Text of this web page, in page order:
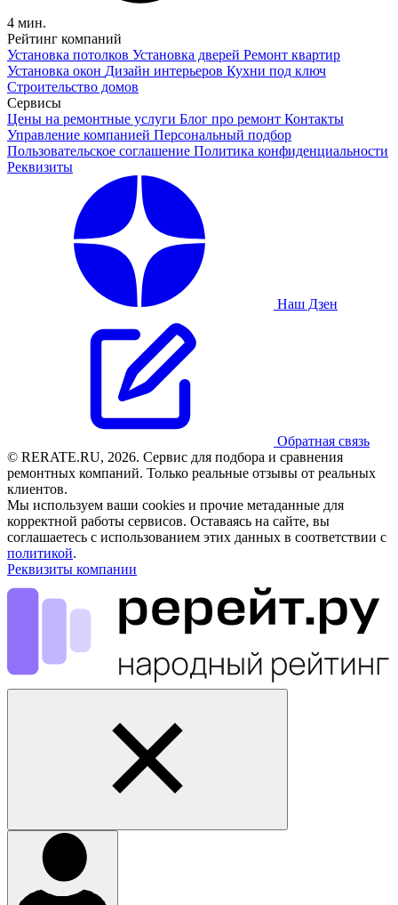
4 мин.
Рейтинг компаний
Установка потолков Установка дверей Ремонт квартир
Установка окон Дизайн интерьеров Кухни под ключ
Строительство домов
Сервисы
Цены на ремонтные услуги Блог про ремонт Контакты
Управление компанией Персональный подбор
Пользовательское соглашение Политика конфиденциальности
Реквизиты
Наш Дзен
Обратная связь
© RERATE.RU, 2026. Сервис для подбора и сравнения
ремонтных компаний. Только реальные отзывы от реальных
клиентов.
Мы используем ваши cookies и прочие метаданные для
корректной работы сервисов. Оставаясь на сайте, вы
соглашаетесь с использованием этих данных в соответствии с
политикой.
Реквизиты компании